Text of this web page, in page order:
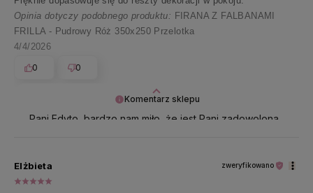
Komentarz sklepu
Pani Edyto, bardzo nam miło, że jest Pani zadowolona
pozdrowień 🧡
Opinia dotyczy podobnego produktu: FIRANA Z FALBANAMI
FRILLA - Pudrowy Róż 350x250 Przelotka
4/4/2026
0
0
Elżbieta zweryfikowano